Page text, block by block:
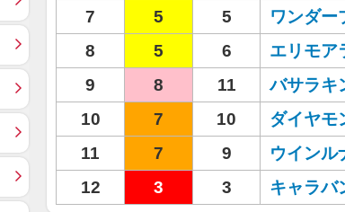
7
5 5 ワンダー
8
5 6 エリモア
9
8 11 バサラキ
10
7 10 ダイヤモ
11
7 9 ウインル
12
3 3 キャラバ